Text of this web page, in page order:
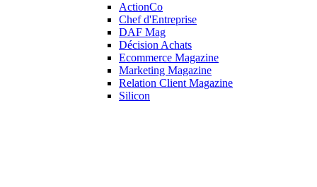
ActionCo
Chef d'Entreprise
DAF Mag
Décision Achats
Ecommerce Magazine
Marketing Magazine
Relation Client Magazine
Silicon